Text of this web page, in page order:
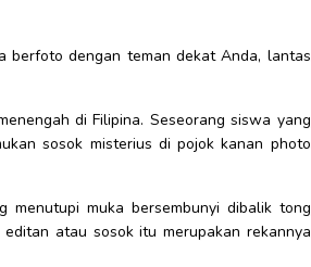
berfoto dengan teman dekat Anda, lantas
di Filipina. Seseorang siswa yang
sosok misterius di pojok kanan photo
menutupi muka bersembunyi dibalik tong
atau sosok itu merupakan rekannya